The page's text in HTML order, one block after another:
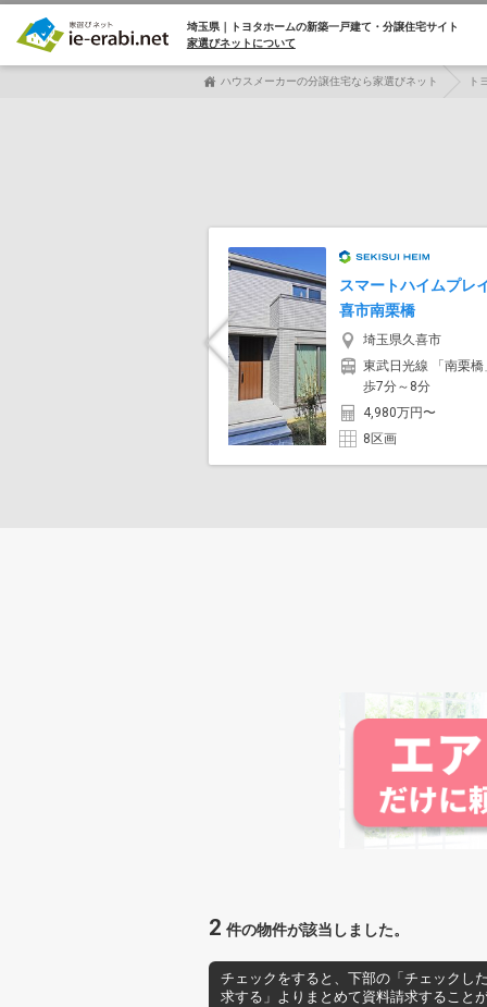
埼玉県｜トヨタホームの新築一戸建て・分譲住宅サイト
家選びネットについて
ハウスメーカーの分譲住宅なら家選びネット ト
Previous
スマートハイムプレ
喜市南栗橋
埼玉県久喜市
東武日光線 「南栗
歩7分～8分
4,980万円〜
8区画
2 件の物件が該当しました。
チェックをすると、下部の「チェックし
求する」よりまとめて資料請求すること